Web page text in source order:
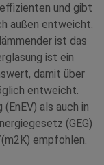
und gibt
außen entweicht.
ist das
ist ein
damit über
entweicht.
als auch in
(GEG)
empfohlen.